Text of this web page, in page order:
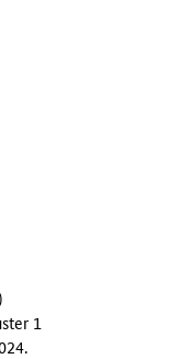
1